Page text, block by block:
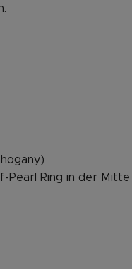
Pearl Ring in der Mitte